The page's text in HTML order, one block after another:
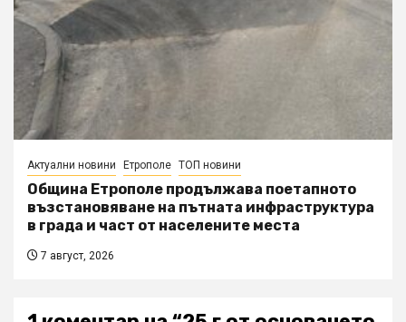
Актуални новини Етрополе ТОП новини
Община Етрополе продължава поетапното
възстановяване на пътната инфраструктура
в града и част от населените места
7 август, 2026